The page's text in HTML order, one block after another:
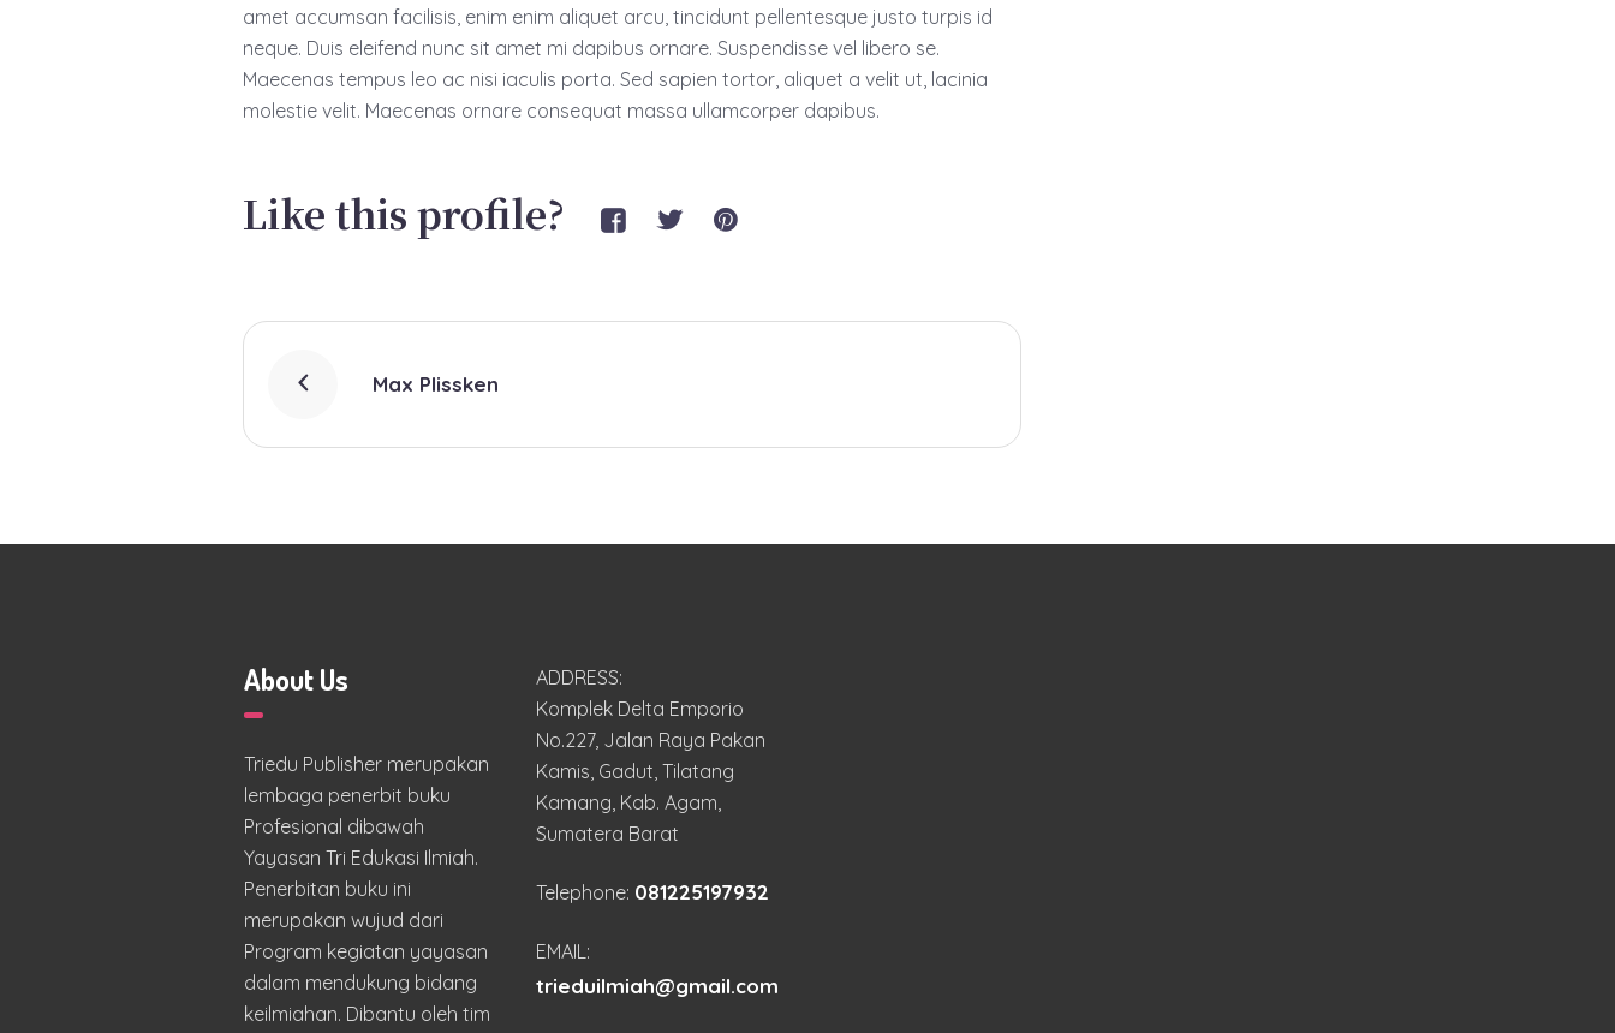
amet accumsan facilisis, enim enim aliquet arcu, tincidunt pellentesque justo turpis id
neque. Duis eleifend nunc sit amet mi dapibus ornare. Suspendisse vel libero se.
Maecenas tempus leo ac nisi iaculis porta. Sed sapien tortor, aliquet a velit ut, lacinia
molestie velit. Maecenas ornare consequat massa ullamcorper dapibus.
Like this profile?
Max Plissken
About Us
Triedu Publisher merupakan
lembaga penerbit buku
Profesional dibawah
Yayasan Tri Edukasi Ilmiah.
Penerbitan buku ini
merupakan wujud dari
Program kegiatan yayasan
dalam mendukung bidang
keilmiahan. Dibantu oleh tim
ADDRESS:
Komplek Delta Emporio
No.227, Jalan Raya Pakan
Kamis, Gadut, Tilatang
Kamang, Kab. Agam,
Sumatera Barat
Telephone: 081225197932
EMAIL:
trieduilmiah@gmail.com